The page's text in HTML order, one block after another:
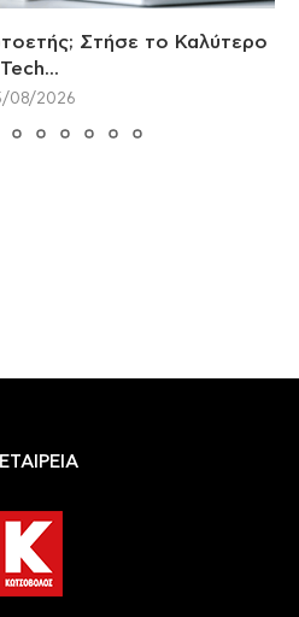
Στήσε το Καλύτερο
Tech...
08/2026